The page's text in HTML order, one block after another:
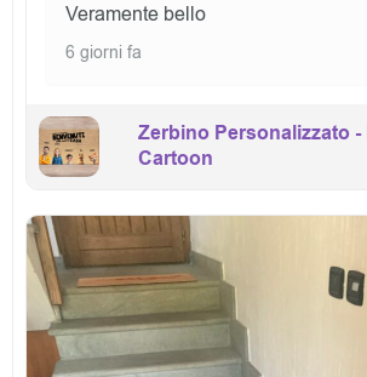
Veramente bello
6 giorni fa
Zerbino Personalizzato -
Cartoon